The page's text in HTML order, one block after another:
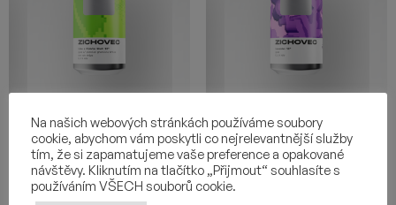
LIKE A PICKLE SHOT 12
GOSE
115Kč
LAVENDER 12
GOSE
115Kč
Na našich webových stránkách používáme soubory
cookie, abychom vám poskytli co nejrelevantnější služby
tím, že si zapamatujeme vaše preference a opakované
návštěvy. Kliknutím na tlačítko „Přijmout“ souhlasíte s
používáním VŠECH souborů cookie.